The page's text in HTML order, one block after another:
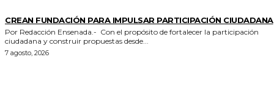
CREAN FUNDACIÓN PARA IMPULSAR PARTICIPACIÓN CIUDADANA
Por Redacción Ensenada.- Con el propósito de fortalecer la participación
ciudadana y construir propuestas desde...
7 agosto, 2026